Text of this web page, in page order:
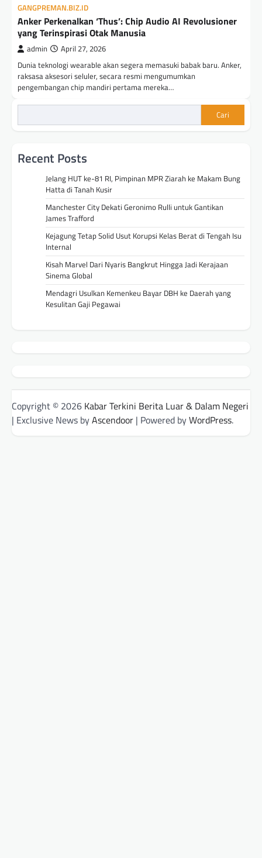
GANGPREMAN.BIZ.ID
Anker Perkenalkan ‘Thus’: Chip Audio AI Revolusioner
yang Terinspirasi Otak Manusia
admin April 27, 2026
Dunia teknologi wearable akan segera memasuki babak baru. Anker,
raksasa aksesori seluler, secara resmi mengumumkan
pengembangan chip mandiri pertama mereka…
Cari
Recent Posts
Jelang HUT ke-81 RI, Pimpinan MPR Ziarah ke Makam Bung
Hatta di Tanah Kusir
Manchester City Dekati Geronimo Rulli untuk Gantikan
James Trafford
Kejagung Tetap Solid Usut Korupsi Kelas Berat di Tengah Isu
Internal
Kisah Marvel Dari Nyaris Bangkrut Hingga Jadi Kerajaan
Sinema Global
Mendagri Usulkan Kemenkeu Bayar DBH ke Daerah yang
Kesulitan Gaji Pegawai
Copyright © 2026 Kabar Terkini Berita Luar & Dalam Negeri
| Exclusive News byAscendoor | Powered byWordPress.